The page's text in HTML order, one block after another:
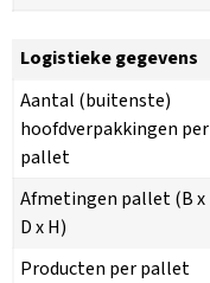
Logistieke gegevens
Aantal (buitenste)
hoofdverpakkingen per
pallet
Afmetingen pallet (B x
D x H)
Producten per pallet